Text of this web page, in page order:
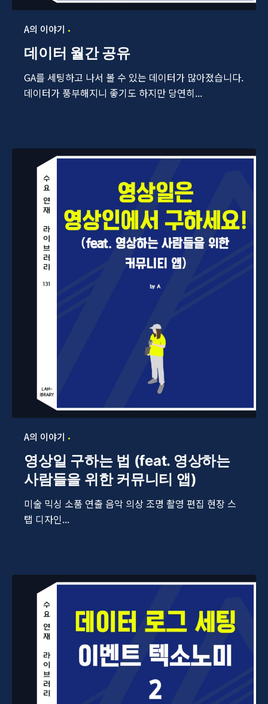
A의 이야기
데이터 월간 공유
GA를 세팅하고 나서 볼 수 있는 데이터가 많아졌습니다.
데이터가 풍부해지니 좋기도 하지만 당연히...
A의 이야기
영상일 구하는 법 (feat. 영상하는
사람들을 위한 커뮤니티 앱)
미술 믹싱 소품 연출 음악 의상 조명 촬영 편집 현장 스
탭 디자인...